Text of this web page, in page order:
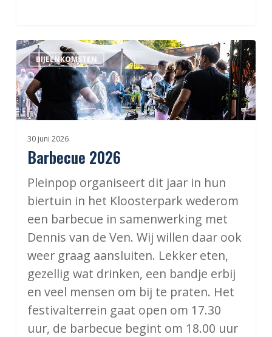
Barbecue
2026BIJEENKOMSTEN
30 juni 2026
Barbecue 2026
Pleinpop organiseert dit jaar in hun
biertuin in het Kloosterpark wederom
een barbecue in samenwerking met
Dennis van de Ven. Wij willen daar ook
weer graag aansluiten. Lekker eten,
gezellig wat drinken, een bandje erbij
en veel mensen om bij te praten. Het
festivalterrein gaat open om 17.30
uur, de barbecue begint om 18.00 uur